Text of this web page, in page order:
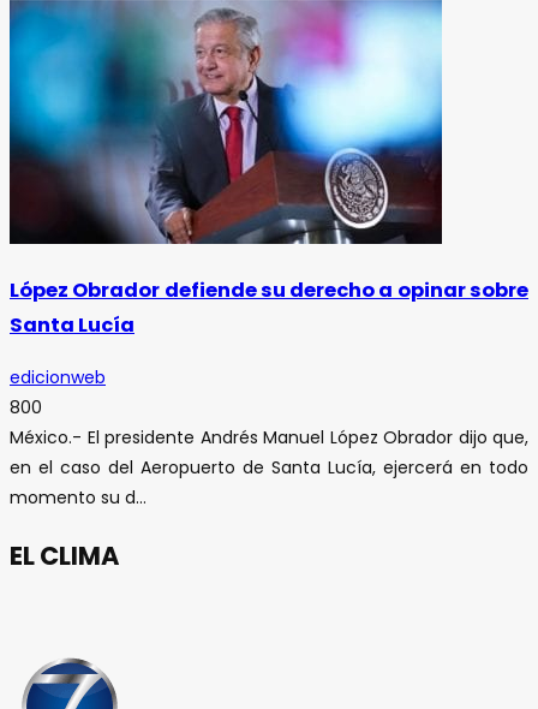
López Obrador defiende su derecho a opinar sobre
Santa Lucía
edicionweb
800
México.- El presidente Andrés Manuel López Obrador dijo que,
en el caso del Aeropuerto de Santa Lucía, ejercerá en todo
momento su d...
EL CLIMA